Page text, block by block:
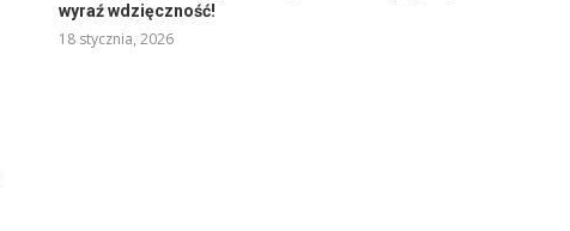
wyraź wdzięczność!
18 stycznia, 2026